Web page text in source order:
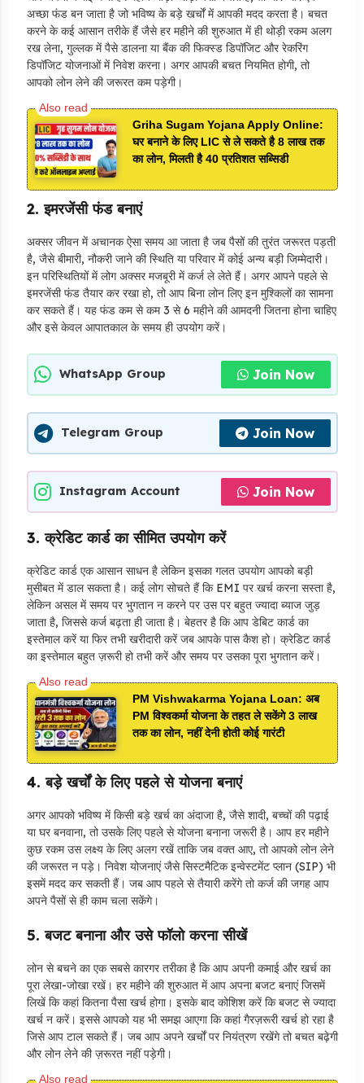
अच्छा फंड बन जाता है जो भविष्य के बड़े खर्चों में आपकी मदद करता है। बचत
करने के कई आसान तरीके हैं जैसे हर महीने की शुरुआत में ही थोड़ी रकम अलग
रख लेना, गुल्लक में पैसे डालना या बैंक की फिक्स्ड डिपॉजिट और रेकरिंग
डिपॉजिट योजनाओं में निवेश करना। अगर आपकी बचत नियमित होगी, तो
आपको लोन लेने की जरूरत कम पड़ेगी।
Griha Sugam Yojana Apply Online:
घर बनाने के लिए LIC से ले सकते है 8 लाख तक
का लोन, मिलती है 40 प्रतिशत सब्सिडी
2. इमरजेंसी फंड बनाएं
अक्सर जीवन में अचानक ऐसा समय आ जाता है जब पैसों की तुरंत जरूरत पड़ती
है, जैसे बीमारी, नौकरी जाने की स्थिति या परिवार में कोई अन्य बड़ी जिम्मेदारी।
इन परिस्थितियों में लोग अक्सर मजबूरी में कर्ज ले लेते हैं। अगर आपने पहले से
इमरजेंसी फंड तैयार कर रखा हो, तो आप बिना लोन लिए इन मुश्किलों का सामना
कर सकते हैं। यह फंड कम से कम 3 से 6 महीने की आमदनी जितना होना चाहिए
और इसे केवल आपातकाल के समय ही उपयोग करें।
WhatsApp Group Join Now
Telegram Group Join Now
Instagram Account Join Now
3. क्रेडिट कार्ड का सीमित उपयोग करें
क्रेडिट कार्ड एक आसान साधन है लेकिन इसका गलत उपयोग आपको बड़ी
मुसीबत में डाल सकता है। कई लोग सोचते हैं कि EMI पर खर्च करना सस्ता है,
लेकिन असल में समय पर भुगतान न करने पर उस पर बहुत ज्यादा ब्याज जुड़
जाता है, जिससे कर्ज बढ़ता ही जाता है। बेहतर है कि आप डेबिट कार्ड का
इस्तेमाल करें या फिर तभी खरीदारी करें जब आपके पास कैश हो। क्रेडिट कार्ड
का इस्तेमाल बहुत ज़रूरी हो तभी करें और समय पर उसका पूरा भुगतान करें।
PM Vishwakarma Yojana Loan: अब
PM विश्वकर्मा योजना के तहत ले सकेंगे 3 लाख
तक का लोन, नहीं देनी होती कोई गारंटी
4. बड़े खर्चों के लिए पहले से योजना बनाएं
अगर आपको भविष्य में किसी बड़े खर्च का अंदाजा है, जैसे शादी, बच्चों की पढ़ाई
या घर बनवाना, तो उसके लिए पहले से योजना बनाना जरूरी है। आप हर महीने
कुछ रकम उस लक्ष्य के लिए अलग रखें ताकि जब वक्त आए, तो आपको लोन लेने
की जरूरत न पड़े। निवेश योजनाएं जैसे सिस्टमैटिक इन्वेस्टमेंट प्लान (SIP) भी
इसमें मदद कर सकती हैं। जब आप पहले से तैयारी करेंगे तो कर्ज की जगह आप
अपने पैसों से ही काम चला सकेंगे।
5. बजट बनाना और उसे फॉलो करना सीखें
लोन से बचने का एक सबसे कारगर तरीका है कि आप अपनी कमाई और खर्च का
पूरा लेखा-जोखा रखें। हर महीने की शुरुआत में आप अपना बजट बनाएं जिसमें
लिखें कि कहां कितना पैसा खर्च होगा। इसके बाद कोशिश करें कि बजट से ज्यादा
खर्च न करें। इससे आपको यह भी समझ आएगा कि कहां गैरज़रूरी खर्च हो रहा है
जिसे आप टाल सकते हैं। जब आप अपने खर्चों पर नियंत्रण रखेंगे तो बचत बढ़ेगी
और लोन लेने की ज़रूरत नहीं पड़ेगी।